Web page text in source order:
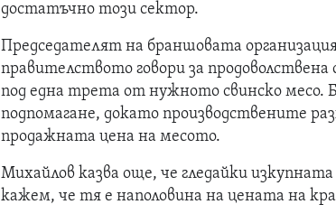
достатъчно този сектор.
Председателят на браншовата
правителството говори за продоволствена
под една трета от нужното свинско месо.
подпомагане, докато производствените
продажната цена на месото.
Михайлов казва още, че гледайки
кажем, че тя е наполовина на цената на